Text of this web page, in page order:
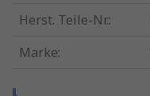
Herst. Teile-Nr.:
Marke: